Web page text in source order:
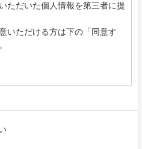
ただいた個人情報を第三者に提
いただける方は下の「同意す